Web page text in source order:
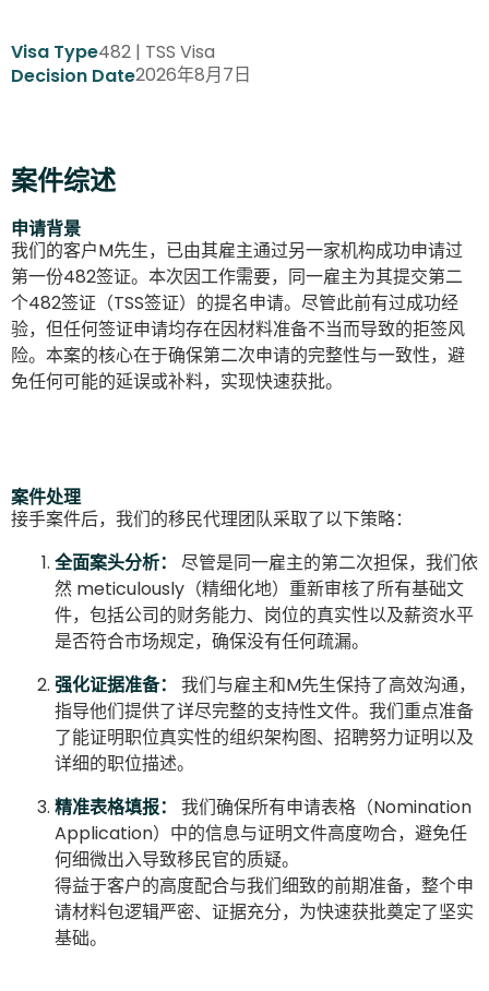
Visa Type482 | TSS Visa
Decision Date2026年8月7日
案件综述
申请背景
我们的客户M先生，已由其雇主通过另一家机构成功申请过
第一份482签证。本次因工作需要，同一雇主为其提交第二
个482签证（TSS签证）的提名申请。尽管此前有过成功经
验，但任何签证申请均存在因材料准备不当而导致的拒签风
险。本案的核心在于确保第二次申请的完整性与一致性，避
免任何可能的延误或补料，实现快速获批。
案件处理
接手案件后，我们的移民代理团队采取了以下策略：
全面案头分析：
尽管是同一雇主的第二次担保，我们依
然 meticulously（精细化地）重新审核了所有基础文
件，包括公司的财务能力、岗位的真实性以及薪资水平
是否符合市场规定，确保没有任何疏漏。
强化证据准备：
我们与雇主和M先生保持了高效沟通，
指导他们提供了详尽完整的支持性文件。我们重点准备
了能证明职位真实性的组织架构图、招聘努力证明以及
详细的职位描述。
精准表格填报：
我们确保所有申请表格（Nomination
Application）中的信息与证明文件高度吻合，避免任
何细微出入导致移民官的质疑。
得益于客户的高度配合与我们细致的前期准备，整个申
请材料包逻辑严密、证据充分，为快速获批奠定了坚实
基础。